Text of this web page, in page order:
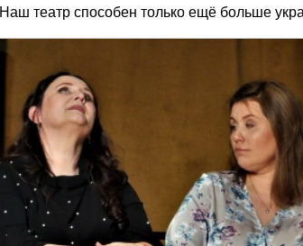
Наш театр способен только ещё больше